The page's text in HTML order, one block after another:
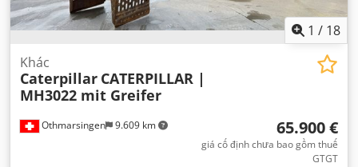
1 / 18
Othmarsingen 9.609 km
Khác
Caterpillar CATERPILLAR |
MH3022 mit Greifer
65.900 €
giá cố định chưa bao gồm thuế
GTGT